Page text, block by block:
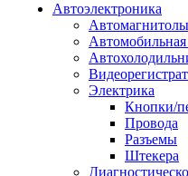
Автоэлектроника
Автомагнитолы
Автомобильная
Электрика
Кнопки/
Провода
Разъемы
Штекера